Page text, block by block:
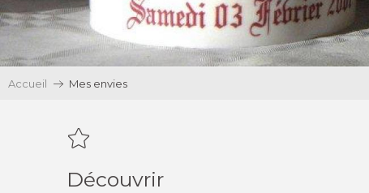
Accueil Mes envies
Découvrir